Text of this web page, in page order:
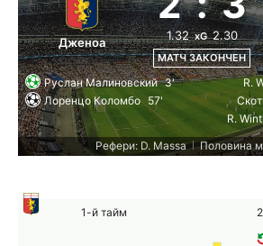
Дженоа
1.32 xG 2.30
МАТЧ ЗАКОНЧЕН
Руслан Малиновский 3'
Лоренцо Коломбо 57'
R.
R.
Рефери: D. Massa | Половина
1-й тайм